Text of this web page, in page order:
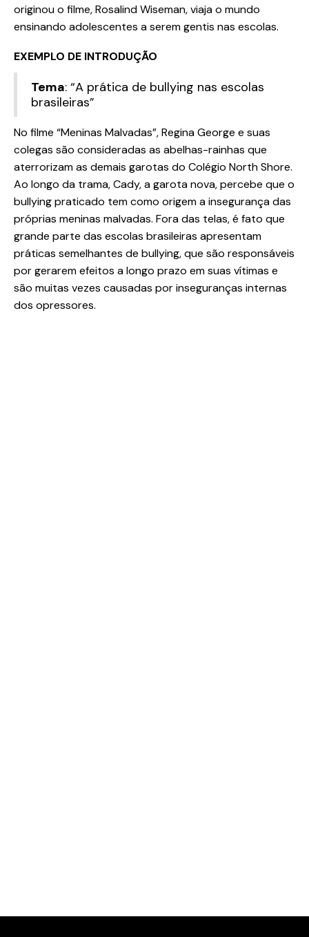
originou o filme, Rosalind Wiseman, viaja o mundo
ensinando adolescentes a serem gentis nas escolas.
EXEMPLO DE INTRODUÇÃO
Tema: “A prática de bullying nas escolas
brasileiras”
No filme “Meninas Malvadas”, Regina George e suas
colegas são consideradas as abelhas-rainhas que
aterrorizam as demais garotas do Colégio North Shore.
Ao longo da trama, Cady, a garota nova, percebe que o
bullying praticado tem como origem a insegurança das
próprias meninas malvadas. Fora das telas, é fato que
grande parte das escolas brasileiras apresentam
práticas semelhantes de bullying, que são responsáveis
por gerarem efeitos a longo prazo em suas vítimas e
são muitas vezes causadas por inseguranças internas
dos opressores.